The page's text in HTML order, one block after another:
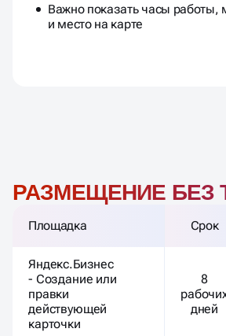
Важно показать часы
и место на карте
РАЗМЕЩЕНИЕ БЕЗ
Площадка Срок
Яндекс.Бизнес
- Создание или
правки
действующей
карточки
8
дней